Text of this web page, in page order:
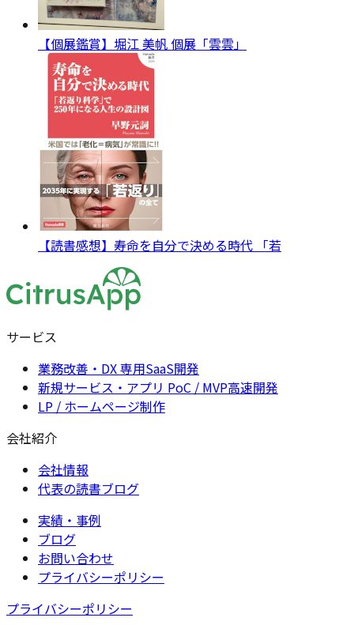
【個展鑑賞】堀江 美帆 個展「雲雲」
【読書感想】寿命を自分で決める時代 「若
サービス
業務改善・DX 専用SaaS開発
新規サービス・アプリ PoC / MVP高速開発
LP / ホームページ制作
会社紹介
会社情報
代表の読書ブログ
実績・事例
ブログ
お問い合わせ
プライバシーポリシー
プライバシーポリシー